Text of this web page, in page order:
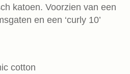
katoen. Voorzien van een
en een ‘curly 10’
cotton